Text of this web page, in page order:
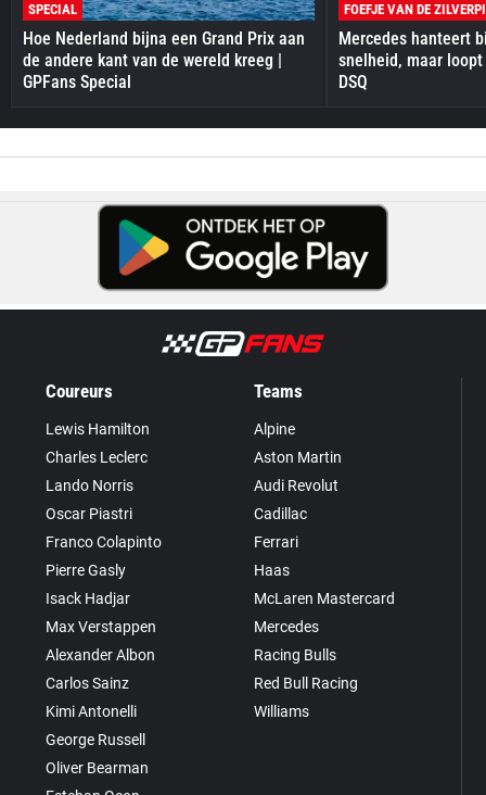
SPECIAL
Hoe Nederland bijna een Grand Prix aan
de andere kant van de wereld kreeg |
GPFans Special
FOEFJE VAN DE
Mercedes hanteert
snelheid, maar
DSQ
Coureurs
Lewis Hamilton
Charles Leclerc
Lando Norris
Oscar Piastri
Franco Colapinto
Pierre Gasly
Isack Hadjar
Max Verstappen
Alexander Albon
Carlos Sainz
Kimi Antonelli
George Russell
Oliver Bearman
Teams
Alpine
Aston Martin
Audi Revolut
Cadillac
Ferrari
Haas
McLaren Mastercard
Mercedes
Racing Bulls
Red Bull Racing
Williams